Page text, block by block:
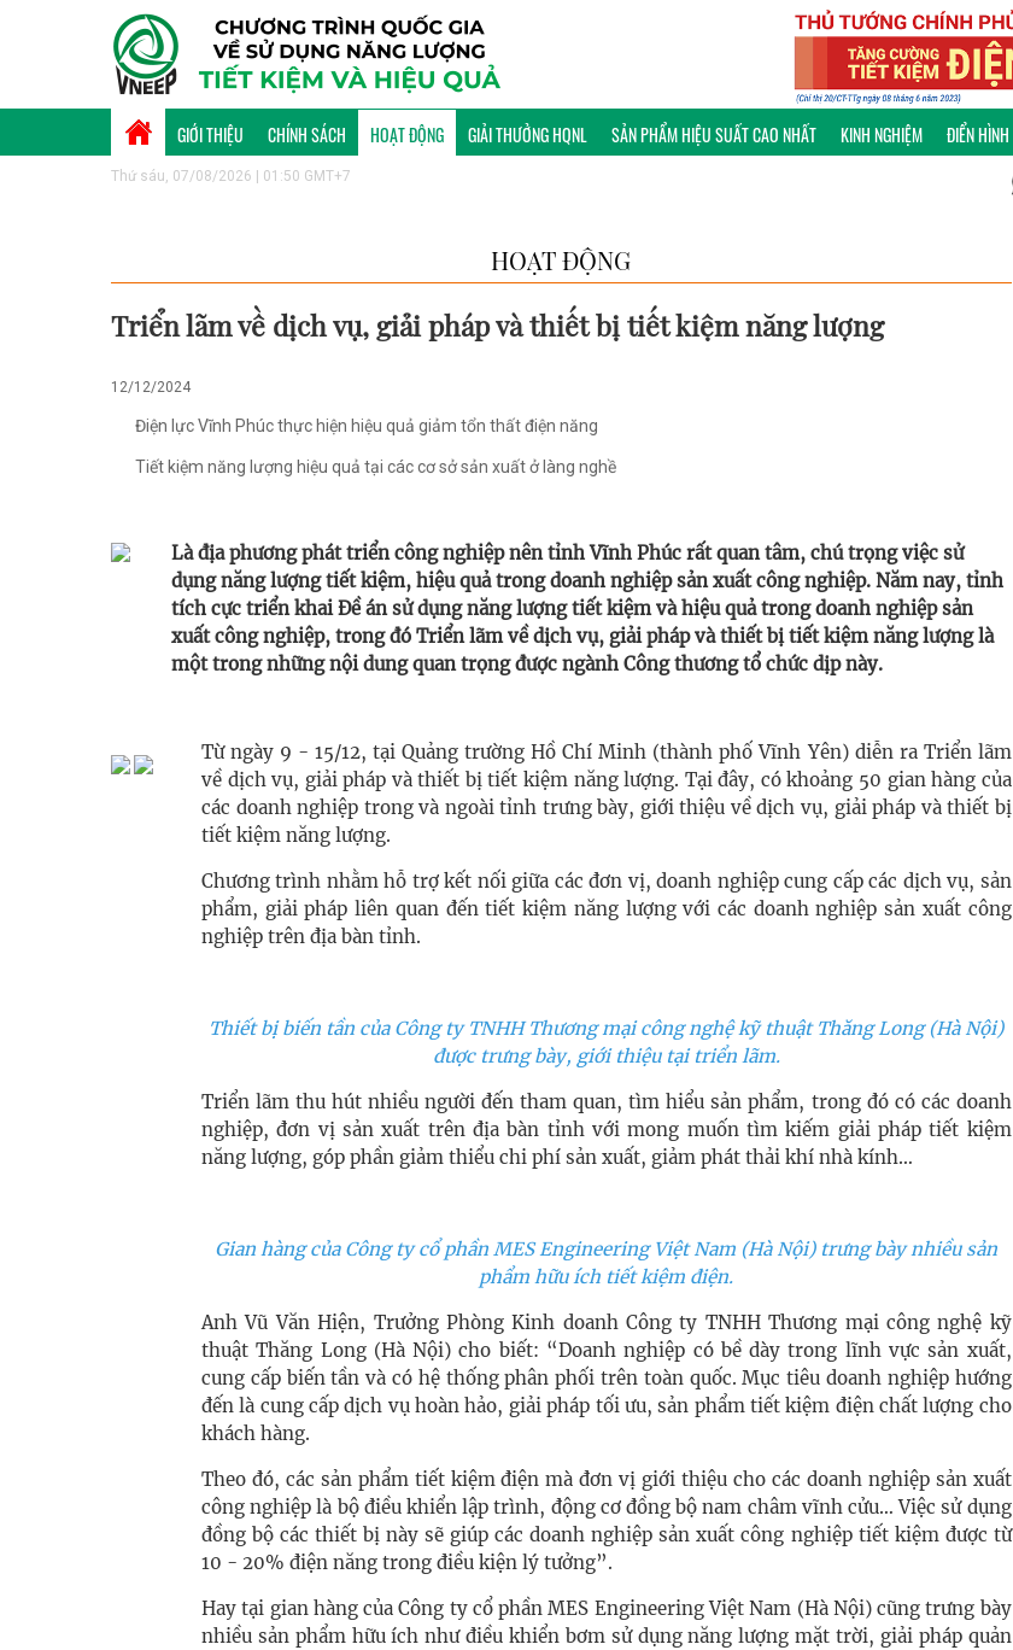
GIỚI THIỆU CHÍNH SÁCH HOẠT ĐỘNG GIẢI THƯỞNG HQNL SẢN PHẨM HIỆU SUẤT CAO NHẤT KINH NGHIỆM ĐIỂN HÌNH
Thứ sáu, 07/08/2026 | 01:50 GMT+7
HOẠT ĐỘNG
Triển lãm về dịch vụ, giải pháp và thiết bị tiết kiệm năng lượng
12/12/2024
Điện lực Vĩnh Phúc thực hiện hiệu quả giảm tổn thất điện năng
Tiết kiệm năng lượng hiệu quả tại các cơ sở sản xuất ở làng nghề
Là địa phương phát triển công nghiệp nên tỉnh Vĩnh Phúc rất quan tâm, chú trọng việc sử
dụng năng lượng tiết kiệm, hiệu quả trong doanh nghiệp sản xuất công nghiệp. Năm nay, tỉnh
tích cực triển khai Đề án sử dụng năng lượng tiết kiệm và hiệu quả trong doanh nghiệp sản
xuất công nghiệp, trong đó Triển lãm về dịch vụ, giải pháp và thiết bị tiết kiệm năng lượng là
một trong những nội dung quan trọng được ngành Công thương tổ chức dịp này.
Từ ngày 9 - 15/12, tại Quảng trường Hồ Chí Minh (thành phố Vĩnh Yên) diễn ra Triển lãm
về dịch vụ, giải pháp và thiết bị tiết kiệm năng lượng. Tại đây, có khoảng 50 gian hàng của
các doanh nghiệp trong và ngoài tỉnh trưng bày, giới thiệu về dịch vụ, giải pháp và thiết bị
tiết kiệm năng lượng.
Chương trình nhằm hỗ trợ kết nối giữa các đơn vị, doanh nghiệp cung cấp các dịch vụ, sản
phẩm, giải pháp liên quan đến tiết kiệm năng lượng với các doanh nghiệp sản xuất công
nghiệp trên địa bàn tỉnh.
Thiết bị biến tần của Công ty TNHH Thương mại công nghệ kỹ thuật Thăng Long (Hà Nội)
được trưng bày, giới thiệu tại triển lãm.
Triển lãm thu hút nhiều người đến tham quan, tìm hiểu sản phẩm, trong đó có các doanh
nghiệp, đơn vị sản xuất trên địa bàn tỉnh với mong muốn tìm kiếm giải pháp tiết kiệm
năng lượng, góp phần giảm thiểu chi phí sản xuất, giảm phát thải khí nhà kính…
Gian hàng của Công ty cổ phần MES Engineering Việt Nam (Hà Nội) trưng bày nhiều sản
phẩm hữu ích tiết kiệm điện.
Anh Vũ Văn Hiện, Trưởng Phòng Kinh doanh Công ty TNHH Thương mại công nghệ kỹ
thuật Thăng Long (Hà Nội) cho biết: “Doanh nghiệp có bề dày trong lĩnh vực sản xuất,
cung cấp biến tần và có hệ thống phân phối trên toàn quốc. Mục tiêu doanh nghiệp hướng
đến là cung cấp dịch vụ hoàn hảo, giải pháp tối ưu, sản phẩm tiết kiệm điện chất lượng cho
khách hàng.
Theo đó, các sản phẩm tiết kiệm điện mà đơn vị giới thiệu cho các doanh nghiệp sản xuất
công nghiệp là bộ điều khiển lập trình, động cơ đồng bộ nam châm vĩnh cửu… Việc sử dụng
đồng bộ các thiết bị này sẽ giúp các doanh nghiệp sản xuất công nghiệp tiết kiệm được từ
10 - 20% điện năng trong điều kiện lý tưởng”.
Hay tại gian hàng của Công ty cổ phần MES Engineering Việt Nam (Hà Nội) cũng trưng bày
nhiều sản phẩm hữu ích như điều khiển bơm sử dụng năng lượng mặt trời, giải pháp quản